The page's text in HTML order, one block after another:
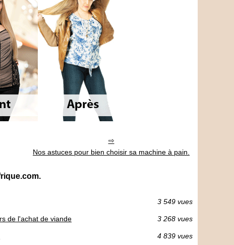
Nos astuces pour bien choisir sa machine à pain.
3 549 vues
de l'achat de viande 3 268 vues
4 839 vues